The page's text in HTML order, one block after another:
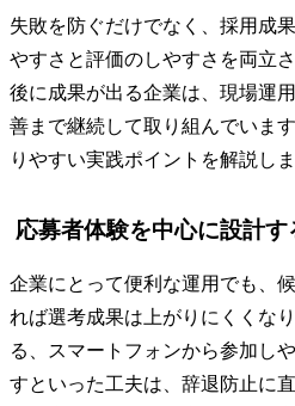
失敗を防ぐだけでなく、採用成
やすさと評価のしやすさを両立
後に成果が出る企業は、現場運
善まで継続して取り組んでいま
りやすい実践ポイントを解説しま
応募者体験を中心に設計す
企業にとって便利な運用でも、
れば選考成果は上がりにくくな
る、スマートフォンから参加し
すといった工夫は、辞退防止に